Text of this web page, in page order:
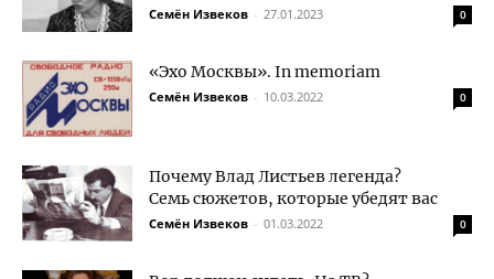
Семён Извеков - 27.01.2023 0
«Эхо Москвы». In memoriam
Семён Извеков - 10.03.2022 0
Почему Влад Листьев легенда?
Семь сюжетов, которые убедят вас
Семён Извеков - 01.03.2022 0